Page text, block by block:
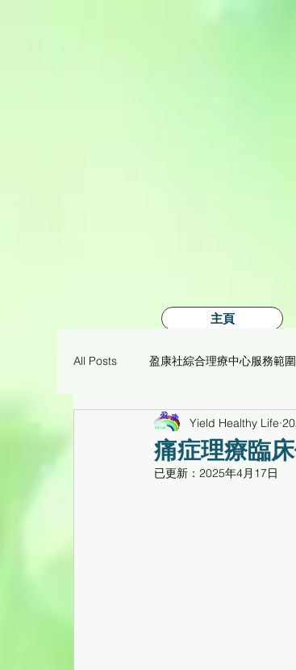
主頁
All Posts 盈康社綜合理療中心服務範圍
痛症理療工作坊臨床個案 環保
痛症理療臨
Yield Healthy Life
已更新： 2025年4月17日